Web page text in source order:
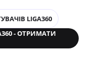
LIGA360
- ОТРИМАТИ